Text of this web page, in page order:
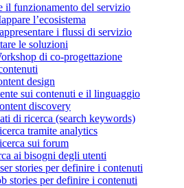
il funzionamento del servizio
l’ecosistema
i flussi di servizio
le soluzioni
di co-progettazione
design
sui contenuti e il linguaggio
discovery
di ricerca (search keywords)
tramite analytics
sui forum
ai bisogni degli utenti
stories per definire i contenuti
stories per definire i contenuti